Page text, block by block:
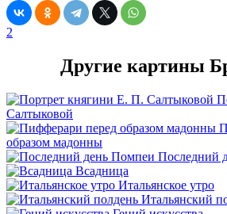
2
Другие картины
Салтыковой
образом мадонны
Последний
Всадница
Итальянское утро
Итальянский